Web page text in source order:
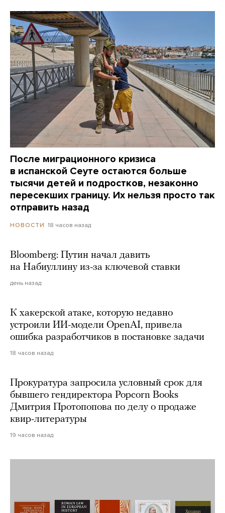
После миграционного кризиса
в испанской Сеуте остаются больше
тысячи детей и подростков, незаконно
пересекших границу. Их нельзя просто так
отправить назад
НОВОСТИ 18 часов назад
Bloomberg: Путин начал давить
на Набиуллину из-за ключевой ставки
день назад
К хакерской атаке, которую недавно
устроили ИИ-модели OpenAI, привела
ошибка разработчиков в постановке задачи
18 часов назад
Прокуратура запросила условный срок для
бывшего гендиректора Popcorn Books
Дмитрия Протопопова по делу о продаже
квир-литературы
19 часов назад